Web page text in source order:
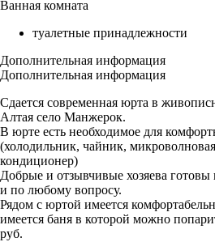
Ванная комната
туалетные принадлежности
Дополнительная информация
Дополнительная информация
Сдается современная юрта в
Алтая село Манжерок.
В юрте есть необходимое для
(холодильник, чайник,
кондиционер)
Добрые и отзывчивые хозяева
и по любому вопросу.
Рядом с юртой имеется
имеется баня в которой можно
руб.